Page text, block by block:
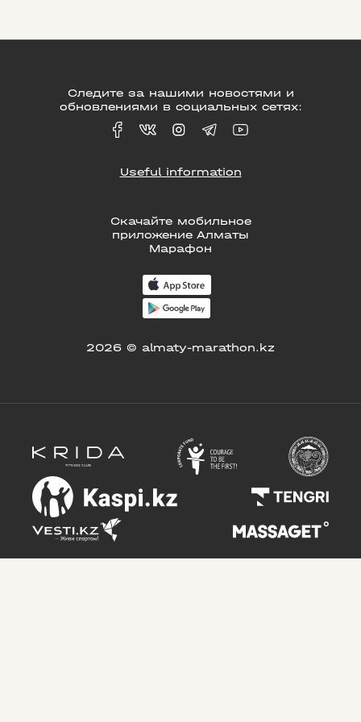
Скачайте мобильное
приложение Алматы
Марафон
2026 © almaty-marathon.kz
Следите за нашими новостями и
обновлениями в социальных сетях:
Useful information